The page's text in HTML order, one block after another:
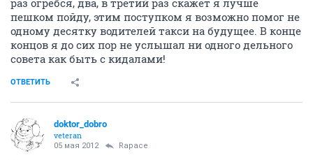
раз огребся, два, в третий раз скажет я лучше
пешком пойду, этим поступком я возможно помог не
одному десятку водителей такси на будущее. В конце
концов я до сих пор не услышал ни одного дельного
совета как быть с кидалами!
ОТВЕТИТЬ
doktor_dobro
veteran
05 мая 2012 Rapace